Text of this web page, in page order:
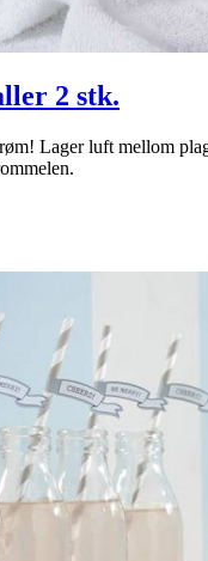
2 stk.
Lager luft mellom